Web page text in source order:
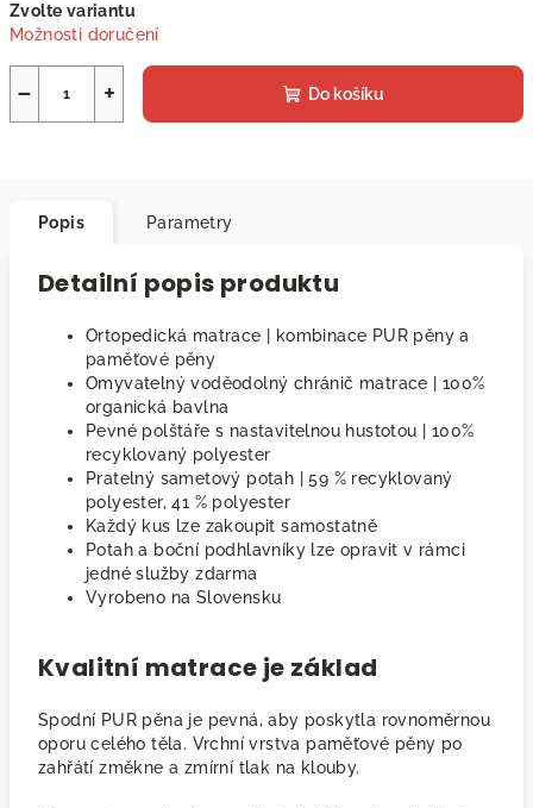
cena:
Zvolte variantu
Možnosti doručení
+
− Do košíku
Popis Parametry
Detailní popis produktu
Ortopedická matrace | kombinace PUR pěny a
paměťové pěny
Omyvatelný voděodolný chránič matrace | 100%
organická bavlna
Pevné polštáře s nastavitelnou hustotou | 100%
recyklovaný polyester
Pratelný sametový potah | 59 % recyklovaný
polyester, 41 % polyester
Každý kus lze zakoupit samostatně
Potah a boční podhlavníky lze opravit v rámci
jedné služby zdarma
Vyrobeno na Slovensku
Kvalitní matrace je základ
Spodní PUR pěna je pevná, aby poskytla rovnoměrnou
oporu celého těla. Vrchní vrstva paměťové pěny po
zahřátí změkne a zmírní tlak na klouby.